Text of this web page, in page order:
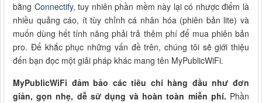
bằng Connectify, tuy nhiên phần mềm này lại có nhược điểm là
nhiều quảng cáo, ít tùy chỉnh cá nhân hóa (phiên bản lite) và
muốn dùng hết tính năng phải trả thêm phí để mua phiên bản
pro. Để khắc phục những vấn đề trên, chúng tôi sẽ giới thiệu
đến bạn đọc một giải pháp khác mang tên MyPublicWiFi.
MyPublicWiFi đảm bảo các tiêu chí hàng đầu như đơn
giản, gọn nhẹ, dễ sử dụng và hoàn toàn miễn phí. Phần